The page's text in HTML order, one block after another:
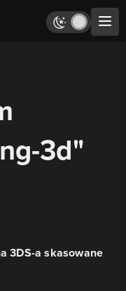
3d"
3DS-a skasowane